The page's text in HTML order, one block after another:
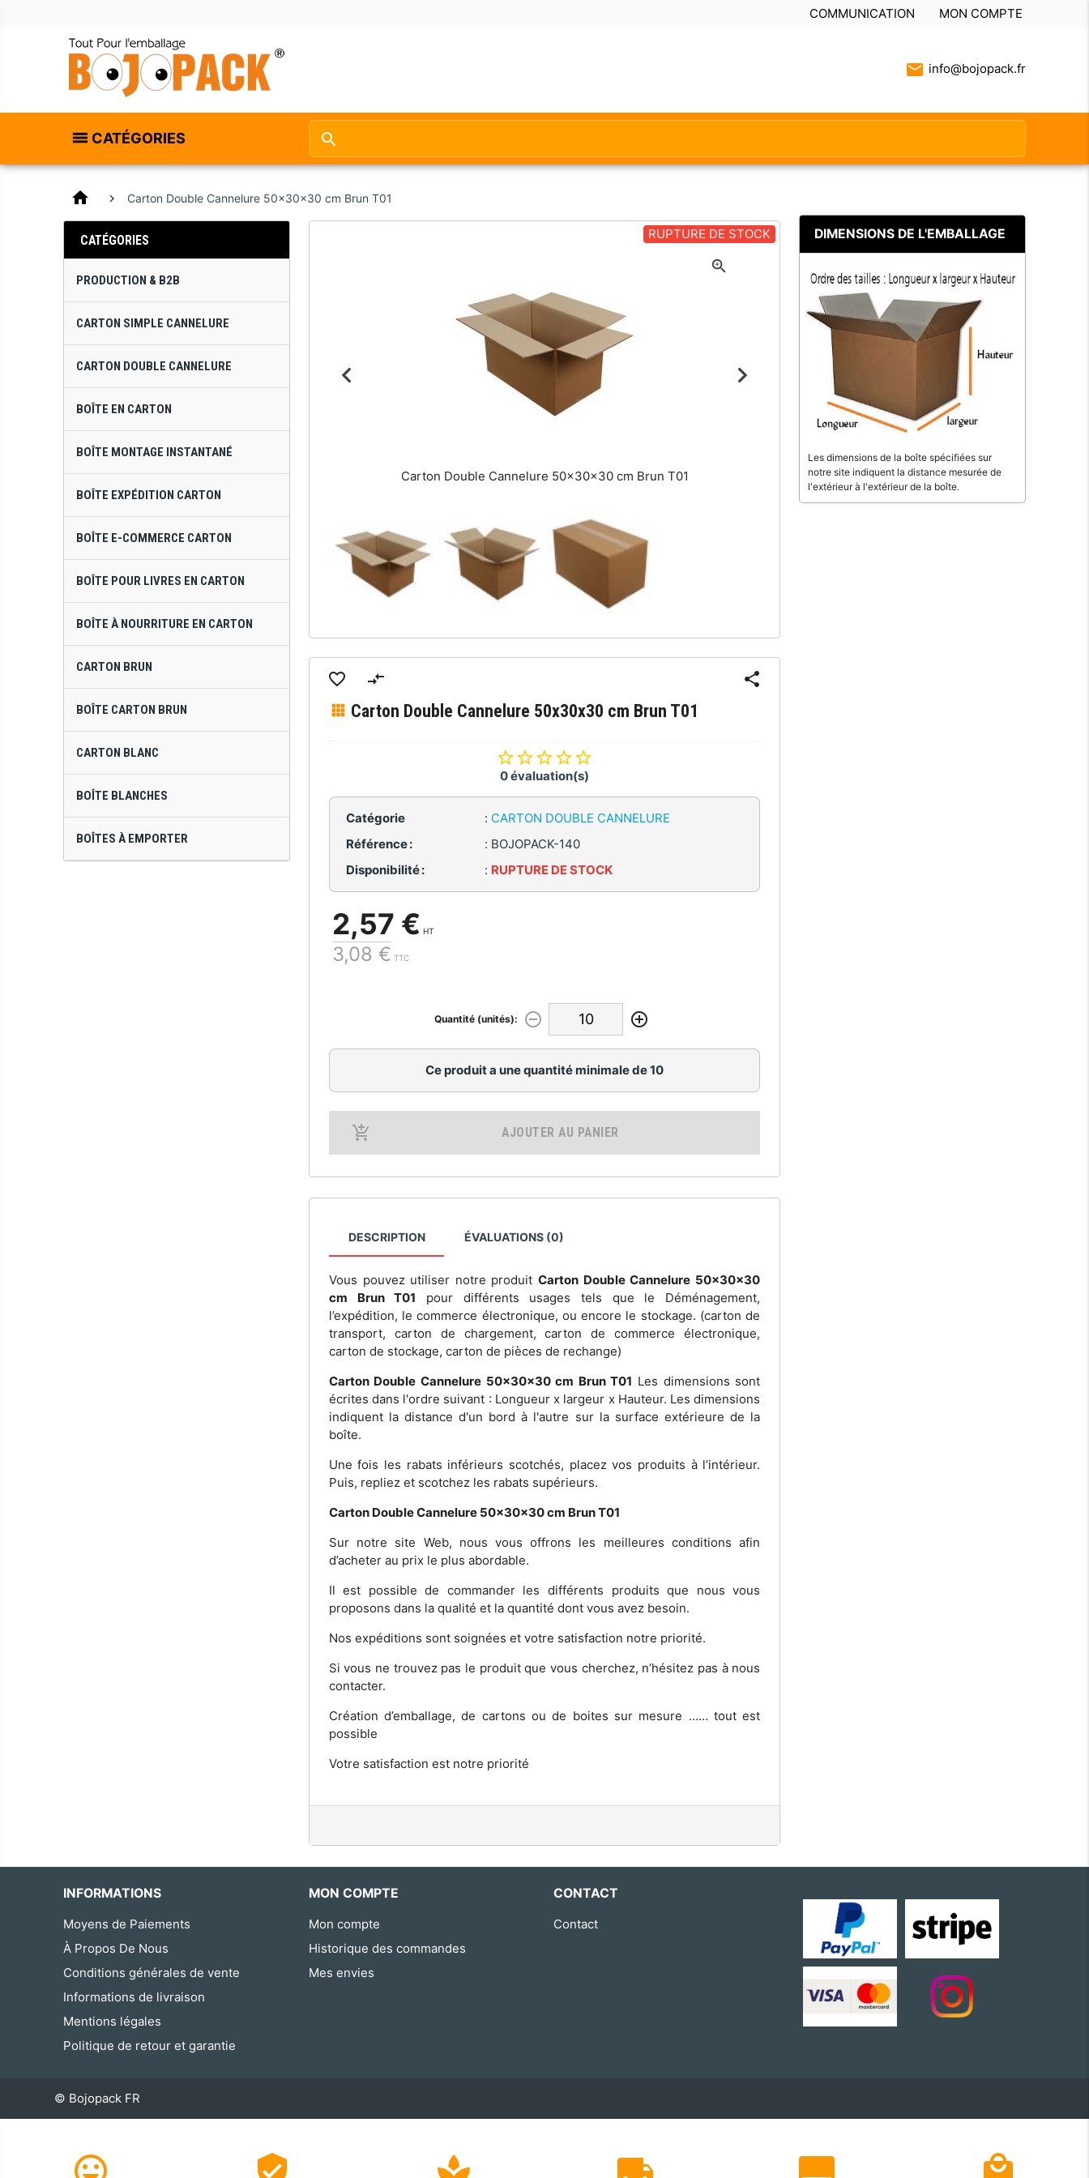
COMMUNICATION MON COMPTE
info@bojopack.fr
CATÉGORIES
home Carton Double Cannelure 50x30x30 cm Brun T01
CATÉGORIES
PRODUCTION & B2B
CARTON SIMPLE CANNELURE
CARTON DOUBLE CANNELURE
BOÎTE EN CARTON
BOÎTE MONTAGE INSTANTANÉ
BOÎTE EXPÉDITION CARTON
BOÎTE E-COMMERCE CARTON
BOÎTE POUR LIVRES EN CARTON
BOÎTE À NOURRITURE EN CARTON
CARTON BRUN
BOÎTE CARTON BRUN
CARTON BLANC
BOÎTE BLANCHES
BOÎTES À EMPORTER
RUPTURE DE STOCK
Carton Double Cannelure 50x30x30 cm Brun T01
Carton Double Cannelure 50x30x30 cm Brun T01
0 évaluation(s)
Catégorie : CARTON DOUBLE CANNELURE
Référence :
: BOJOPACK-140
Disponibilité :
: RUPTURE DE STOCK
2,57 € HT
3,08 € TTC
Quantité (unités):
Ce produit a une quantité minimale de 10
AJOUTER AU PANIER
DESCRIPTION ÉVALUATIONS (0)
Vous pouvez utiliser notre produitCarton Double Cannelure 50x30x30
cm Brun T01 pour différents usages tels que le Déménagement,
l’expédition, le commerce électronique, ou encore le stockage. (carton de
transport, carton de chargement, carton de commerce électronique,
carton de stockage, carton de pièces de rechange)
Carton Double Cannelure 50x30x30 cm Brun T01 Les dimensions sont
écrites dans l'ordre suivant : Longueur x largeur x Hauteur. Les dimensions
indiquent la distance d'un bord à l'autre sur la surface extérieure de la
boîte.
Une fois les rabats inférieurs scotchés, placez vos produits à l’intérieur.
Puis, repliez et scotchez les rabats supérieurs.
Carton Double Cannelure 50x30x30 cm Brun T01
Sur notre site Web, nous vous offrons les meilleures conditions afin
d’acheter au prix le plus abordable.
Il est possible de commander les différents produits que nous vous
proposons dans la qualité et la quantité dont vous avez besoin.
Nos expéditions sont soignées et votre satisfaction notre priorité.
Si vous ne trouvez pas le produit que vous cherchez, n’hésitez pas à nous
contacter.
Création d’emballage, de cartons ou de boites sur mesure …… tout est
possible
Votre satisfaction est notre priorité
DIMENSIONS DE L'EMBALLAGE
Les dimensions de la boîte spécifiées sur
notre site indiquent la distance mesurée de
l'extérieur à l'extérieur de la boîte.
INFORMATIONS
Moyens de Paiements
À Propos De Nous
Conditions générales de vente
Informations de livraison
Mentions légales
Politique de retour et garantie
MON COMPTE
Mon compte
Historique des commandes
Mes envies
CONTACT
Contact
© Bojopack FR